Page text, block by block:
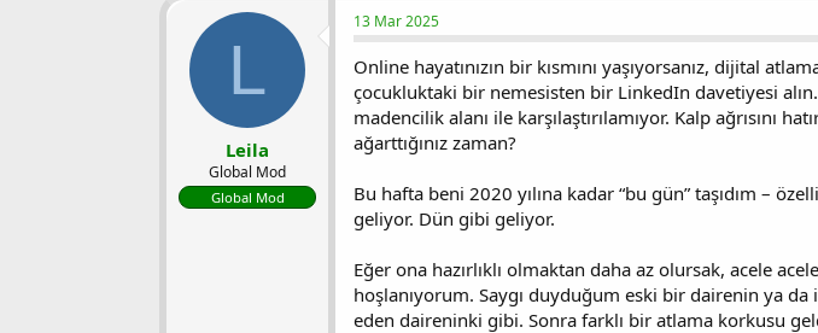
a
t
ş
g
ç
t
a
r
L
Leila
Global Mod
Global Mod
13 Mar 2025
Online hayatınızın bir kısmını yaşıyorsanız, dijital
çocukluktaki bir nemesisten bir LinkedIn davetiyesi
madencilik alanı ile karşılaştırılamıyor. Kalp ağrısını
ağarttığınız zaman?
Bu hafta beni 2020 yılına kadar “bu gün” taşıdım –
geliyor. Dün gibi geliyor.
Eğer ona hazırlıklı olmaktan daha az olursak, acele
hoşlanıyorum. Saygı duyduğum eski bir dairenin ya da
eden daireninki gibi. Sonra farklı bir atlama korkusu